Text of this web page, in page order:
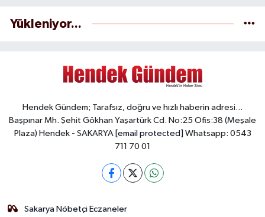
Yükleniyor...
Hendek Gündem; Tarafsız, doğru ve hızlı haberin adresi...
Başpınar Mh. Şehit Gökhan Yaşartürk Cd. No:25 Ofis:38 (Meşale
Plaza) Hendek - SAKARYA [email protected] Whatsapp: 0543
711 70 01
Sakarya Nöbetçi Eczaneler